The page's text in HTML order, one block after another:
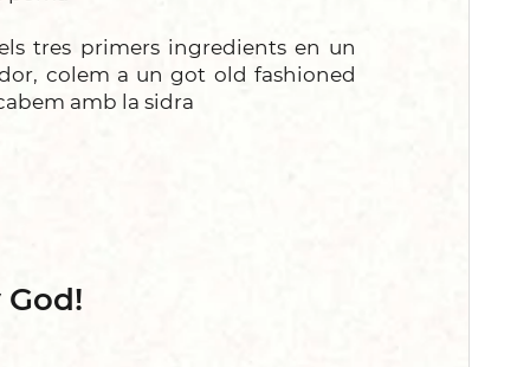
tres primers ingredients en un
colem a un got old fashioned
amb la sidra
God!